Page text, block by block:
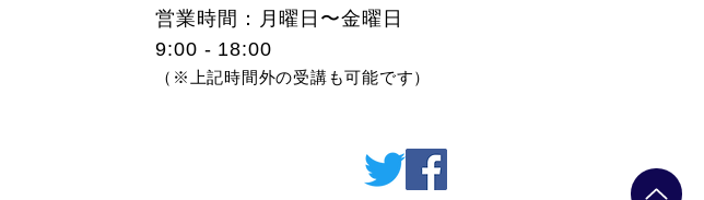
​営業時間​：月曜日〜金曜日
9:00 - 18:00
（※上記時間外の受講も可能です）